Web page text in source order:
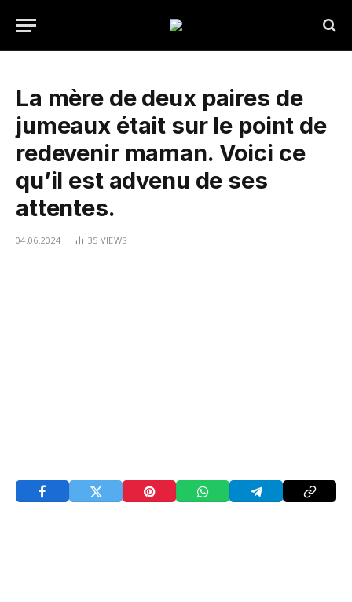
La mère de deux paires de
jumeaux était sur le point de
redevenir maman. Voici ce
qu’il est advenu de ses
attentes.
04.06.2024 35 VIEWS